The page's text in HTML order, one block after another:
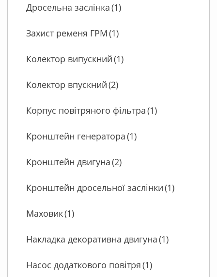
Дросельна заслінка(1)
Захист ременя ГРМ(1)
Колектор випускний(1)
Колектор впускний(2)
Корпус повітряного фільтра(1)
Кронштейн генератора(1)
Кронштейн двигуна(2)
Кронштейн дросельної заслінки(1)
Маховик(1)
Накладка декоративна двигуна(1)
Насос додаткового повітря(1)